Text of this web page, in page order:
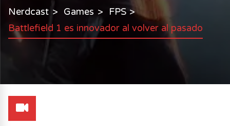
Nerdcast Games
FPS
Battlefield 1 es innovador al volver al pasado